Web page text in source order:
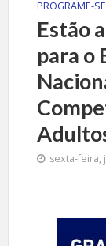
PROGRAME-SE
Estão
para o
sexta-feira,